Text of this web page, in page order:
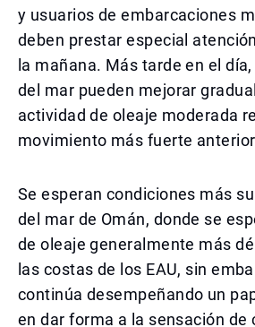
y usuarios de embarcaciones
deben prestar especial
la mañana. Más tarde en el
del mar pueden mejorar
actividad de oleaje moderada
movimiento más fuerte
Se esperan condiciones más
del mar de Omán, donde se
de oleaje generalmente más
las costas de los EAU, sin
continúa desempeñando un
en dar forma a la sensación de